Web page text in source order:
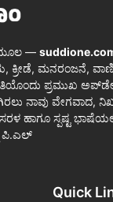
ಮೂಲ —
ಕ್ರೀಡೆ, ಮನರಂಜನೆ,
ಪ್ರಮುಖ
ನಾವು ವೇಗವಾದ,
ಸರಳ ಹಾಗೂ ಸ್ಪಷ್ಟ
ಪಿ.ಎಲ್
Quick